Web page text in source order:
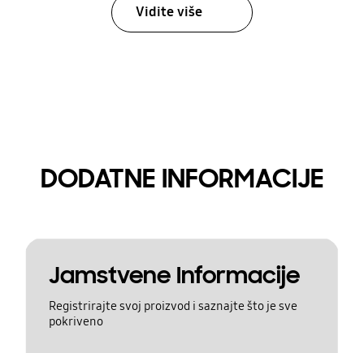
Vidite više
DODATNE INFORMACIJE
Jamstvene Informacije
Registrirajte svoj proizvod i saznajte što je sve
pokriveno